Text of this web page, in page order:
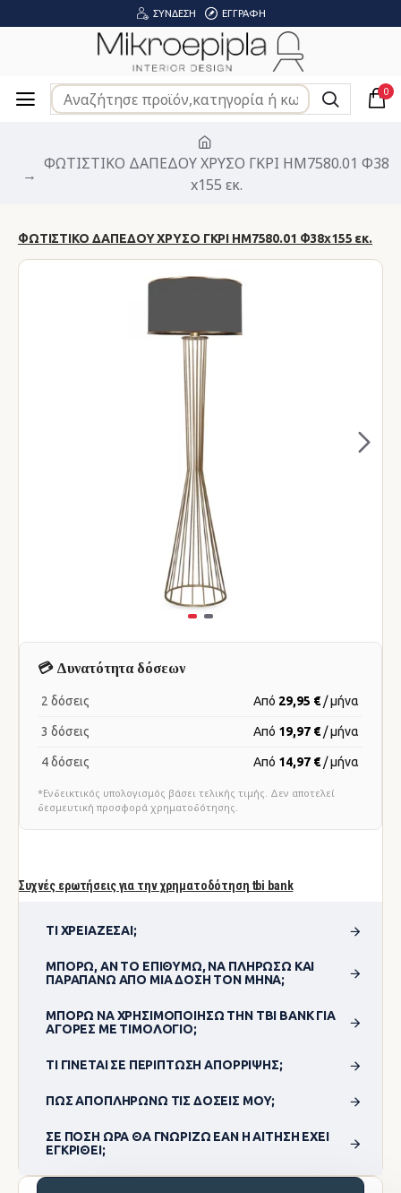
ΣΎΝΔΕΣΗ ΕΓΓΡΑΦΉ
0
ΦΩΤΙΣΤΙΚΟ ΔΑΠΕΔΟΥ ΧΡΥΣΟ ΓΚΡΙ HM7580.01 Φ38
x155 εκ.
ΦΩΤΙΣΤΙΚΟ ΔΑΠΕΔΟΥ ΧΡΥΣΟ ΓΚΡΙ HM7580.01 Φ38x155 εκ.
Συχνές ερωτήσεις για την χρηματοδότηση tbi bank
ΤΙ ΧΡΕΙΆΖΕΣΑΙ;
ΜΠΟΡΏ, ΑΝ ΤΟ ΕΠΙΘΥΜΏ, ΝΑ ΠΛΗΡΏΣΩ ΚΑΙ
ΠΑΡΑΠΆΝΩ ΑΠΌ ΜΊΑ ΔΌΣΗ ΤΟΝ ΜΉΝΑ;
ΜΠΟΡΏ ΝΑ ΧΡΗΣΙΜΟΠΟΊΗΣΩ ΤΗΝ TBI BANK ΓΙΑ
ΑΓΟΡΈΣ ΜΕ ΤΙΜΟΛΌΓΙΟ;
ΤΙ ΓΊΝΕΤΑΙ ΣΕ ΠΕΡΊΠΤΩΣΗ ΑΠΌΡΡΙΨΗΣ;
ΠΏΣ ΑΠΟΠΛΗΡΏΝΩ ΤΙΣ ΔΌΣΕΙΣ ΜΟΥ;
ΣΕ ΠΌΣΗ ΏΡΑ ΘΑ ΓΝΩΡΊΖΩ ΕΆΝ Η ΑΊΤΗΣΗ ΈΧΕΙ
ΕΓΚΡΙΘΕΊ;
💳 Δυνατότητα δόσεων
2 δόσεις Από 29,95 € / μήνα
3 δόσεις Από 19,97 € / μήνα
4 δόσεις Από 14,97 € / μήνα
*Ενδεικτικός υπολογισμός βάσει τελικής τιμής. Δεν αποτελεί
δεσμευτική προσφορά χρηματοδότησης.